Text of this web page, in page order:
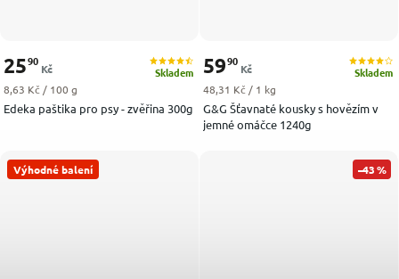
Edeka paštika pro psy - zvěřina 300g
Skladem
2590
Kč
Měrná cena:
8,63 Kč / 100 g
G&G Šťavnaté kousky s hovězím v
jemné omáčce 1240g
Skladem
5990
Kč
Měrná cena:
48,31 Kč / 1 kg
Výhodné balení –43 %